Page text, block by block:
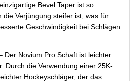
Bevel Taper ist so
die Verjüngung steifer ist, was für
Geschwindigkeit bei Schlägen
Der Novium Pro Schaft ist leichter
Durch die Verwendung einer 25K-
Hockeyschläger, der das